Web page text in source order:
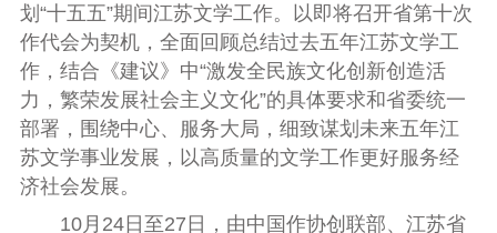
划“十五五”期间江苏文学工作。以即将召开省第十次
作代会为契机，全面回顾总结过去五年江苏文学工
作，结合《建议》中“激发全民族文化创新创造活
力，繁荣发展社会主义文化”的具体要求和省委统一
部署，围绕中心、服务大局，细致谋划未来五年江
苏文学事业发展，以高质量的文学工作更好服务经
济社会发展。
10月24日至27日，由中国作协创联部、江苏省